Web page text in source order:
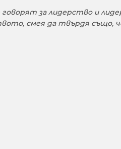
за лидерство и
смея да твърдя също,